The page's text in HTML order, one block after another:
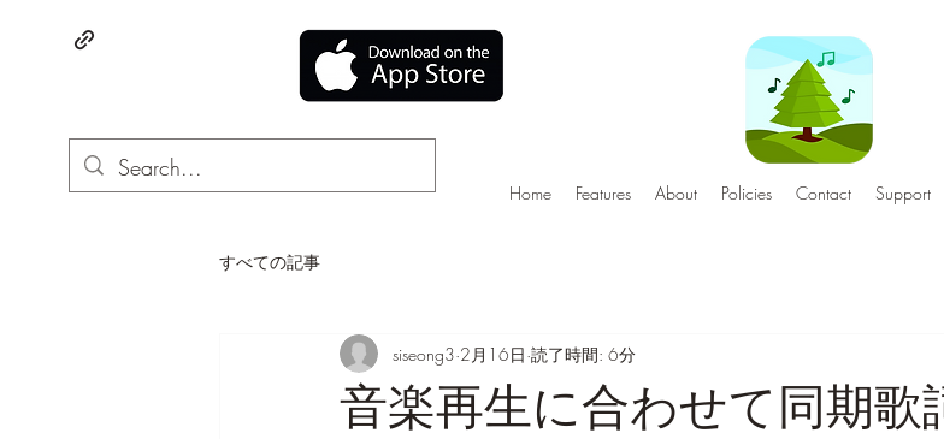
Home Features About Policies Contact Support
すべての記事
音楽再生に合わせて同期歌
siseong3 2月16日 読了時間: 6分